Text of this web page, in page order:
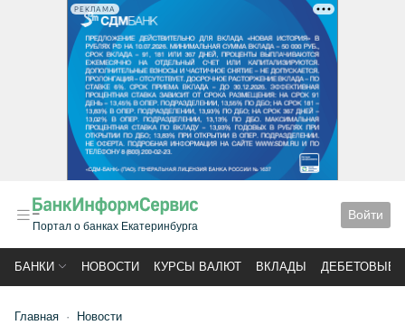
РЕКЛАМА
Портал о банках Екатеринбурга
Войти
БАНКИ НОВОСТИ КУРСЫ ВАЛЮТ ВКЛАДЫ ДЕБЕТОВЫЕ
Главная Новости